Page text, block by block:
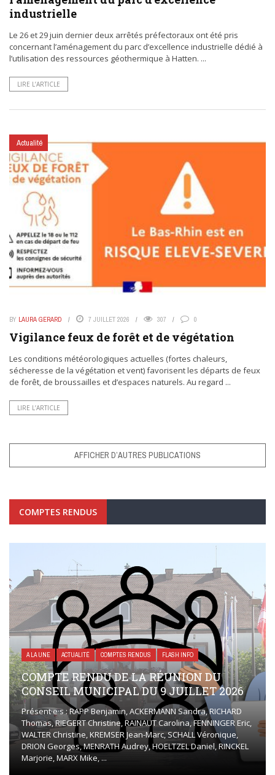
industrielle
Le 26 et 29 juin dernier deux arrêtés préfectoraux ont été pris
concernant l’aménagement du parc d’excellence industrielle dédié à
l’utilisation des ressources géothermique à Hatten. ...
LIRE L’ARTICLE
Actualité
BY LAURA GERARD 7 JUILLET 2026 307 0
Vigilance feux de forêt et de végétation
Les conditions météorologiques actuelles (fortes chaleurs,
sécheresse de la végétation et vent) favorisent les départs de feux
de forêt, de broussailles et d’espaces naturels. Au regard ...
LIRE L’ARTICLE
AFFICHER D’AUTRES PUBLICATIONS
COMPTES RENDUS
A LA UNE ACTUALITÉ COMPTES RENDUS FLASH INFO
COMPTE RENDU DE LA RÉUNION DU
CONSEIL MUNICIPAL DU 9 JUILLET 2026
Présent·e·s : RAPP Benjamin, ACKERMANN Sandra, RICHARD
Thomas, RIEGERT Christine, RAINAUT Carolina, FENNINGER Eric,
WALTER Christine, KREMSER Jean-Marc, SCHALL Véronique,
DRION Georges, MENRATH Audrey, HOELTZEL Daniel, RINCKEL
Marjorie, MARX Mike, ...